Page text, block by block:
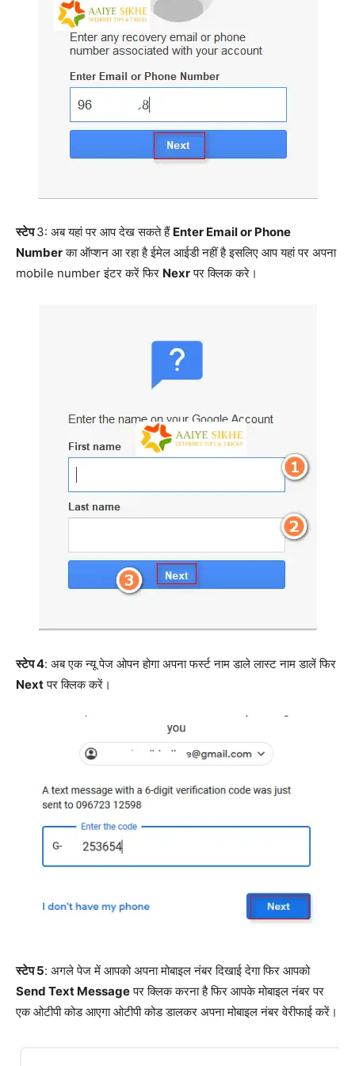
स्टेप3: अब यहां पर आप देख सकते हैं Enter Email or Phone
Numberका ऑप्शन आ रहा है ईमेल आईडी नहीं है इसलिए आप यहां पर अपना
mobile number इंटर करें फिर Nexrपर क्लिक करे।
स्टेप 4: अब एक न्यू पेज ओपन होगा अपना फर्स्ट नाम डाले लास्ट नाम डालें फिर
Nextपर क्लिक करें।
स्टेप 5: अगले पेज में आपको अपना मोबाइल नंबर दिखाई देगा फिर आपको
Send Text Messageपर क्लिक करना है फिर आपके मोबाइल नंबर पर
एक ओटीपी कोड आएगा ओटीपी कोड डालकर अपना मोबाइल नंबर वेरीफाई करें।